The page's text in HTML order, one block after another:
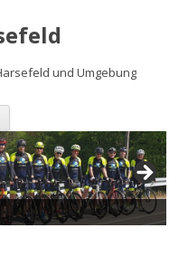
und Umgebung
Zum
springen